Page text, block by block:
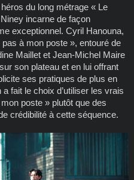
du long métrage « Le
incarne de façon
exceptionnel. Cyril Hanouna,
à mon poste », entouré de
Maillet et Jean-Michel Maire
son plateau et en lui offrant
ses pratiques de plus en
fait le choix d’utiliser les vrais
poste » plutôt que des
crédibilité à cette séquence.